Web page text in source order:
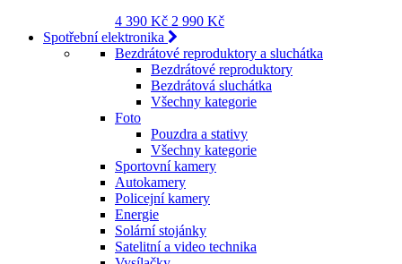
4 390 Kč 2 990 Kč
Spotřební elektronika
Bezdrátové reproduktory a sluchátka
Bezdrátové reproduktory
Bezdrátová sluchátka
Všechny kategorie
Foto
Pouzdra a stativy
Všechny kategorie
Sportovní kamery
Autokamery
Policejní kamery
Energie
Solární stojánky
Satelitní a video technika